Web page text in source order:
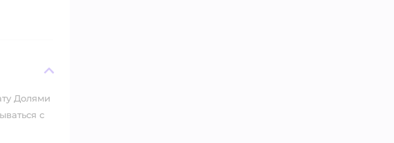
Долями
с